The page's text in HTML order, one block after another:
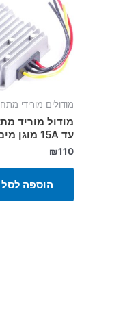
מודולים מורידי מתח
עד 15A מוגן מים
₪110
הוספה לסל